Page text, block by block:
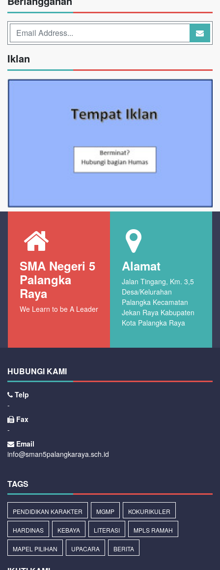
Iklan
SMA Negeri 5
Palangka
Raya
We Learn to be A Leader
Alamat
Jalan Tingang, Km. 3,5
Desa/Kelurahan
Palangka Kecamatan
Jekan Raya Kabupaten
Kota Palangka Raya
HUBUNGI KAMI
Telp
-
Fax
-
Email
info@sman5palangkaraya.sch.id
TAGS
PENDIDIKAN KARAKTER MGMP KOKURIKULER
HARDINAS KEBAYA LITERASI MPLS RAMAH
MAPEL PILIHAN UPACARA BERITA